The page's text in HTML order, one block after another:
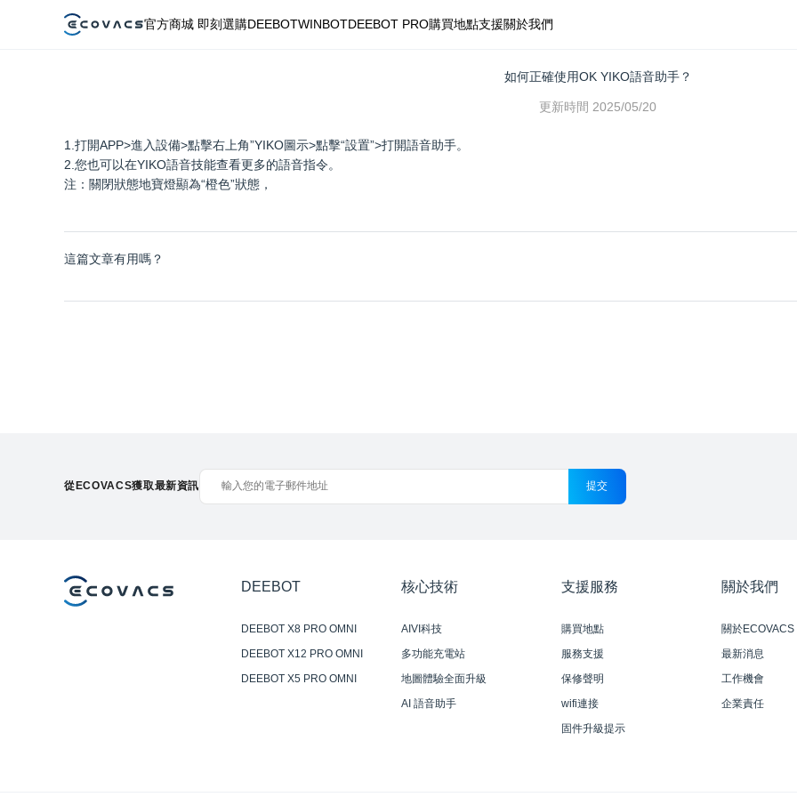
官方商城 即刻選購DEEBOTWINBOTDEEBOT PRO購買地點支援關於我們
如何正確使用OK YIKO語音助手？
更新時間 2025/05/20
1.打開APP>進入設備>點擊右上角”YIKO圖示>點擊“設置”>打開語音助手。
2.您也可以在YIKO語音技能查看更多的語音指令。
注：關閉狀態地寶燈顯為“橙色”狀態，
這篇文章有用嗎？
從ECOVACS獲取最新資訊 提交
DEEBOT
DEEBOT X8 PRO OMNI
DEEBOT X12 PRO OMNI
DEEBOT X5 PRO OMNI
核心技術
AIVI科技
多功能充電站
地圖體驗全面升級
AI 語音助手
支援服務
購買地點
服務支援
保修聲明
wifi連接
固件升級提示
關於我們
關於
最新消息
工作機會
企業責任